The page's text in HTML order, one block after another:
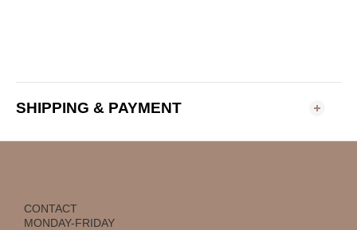
SHIPPING & PAYMENT
CONTACT
MONDAY-FRIDAY